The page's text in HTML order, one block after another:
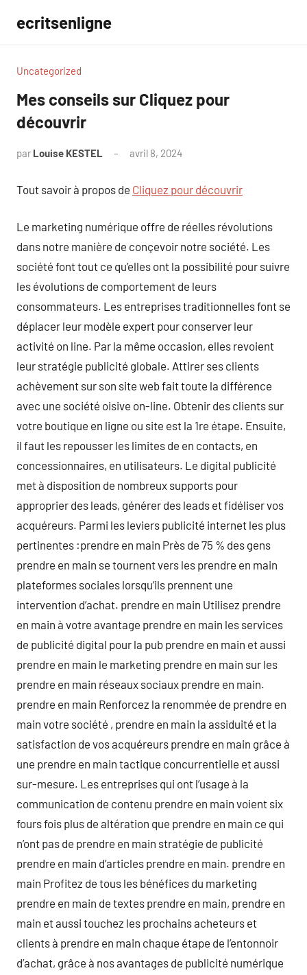
contenu
ecritsenligne
Uncategorized
Mes conseils sur Cliquez pour
découvrir
par Louise KESTEL avril 8, 2024
Tout savoir à propos de Cliquez pour découvrir
Le marketing numérique offre de réelles révolutions
dans notre manière de conçevoir notre société. Les
société font tout ce qu’elles ont la possibilité pour suivre
les évolutions de comportement de leurs
consommateurs. Les entreprises traditionnelles font se
déplacer leur modèle expert pour conserver leur
activité on line. Par la même occasion, elles revoient
leur stratégie publicité globale. Attirer ses clients
achèvement sur son site web fait toute la différence
avec une société oisive on-line. Obtenir des clients sur
votre boutique en ligne ou site est la 1re étape. Ensuite,
il faut les repousser les limites de en contacts, en
concessionnaires, en utilisateurs. Le digital publicité
met à disposition de nombreux supports pour
approprier des leads, générer des leads et fidéliser vos
acquéreurs. Parmi les leviers publicité internet les plus
pertinentes :prendre en main Près de 75 % des gens
prendre en main se tournent vers les prendre en main
plateformes sociales lorsqu’ils prennent une
intervention d’achat. prendre en main Utilisez prendre
en main à votre avantage prendre en main les services
de publicité digital pour la pub prendre en main et aussi
prendre en main le marketing prendre en main sur les
prendre en main réseaux sociaux prendre en main.
prendre en main Renforcez la renommée de prendre en
main votre société , prendre en main la assiduité et la
satisfaction de vos acquéreurs prendre en main grâce à
une prendre en main tactique concurrentielle et aussi
sur-mesure. Les entreprises qui ont l’usage à la
communication de contenu prendre en main voient six
fours fois plus de altération que prendre en main ce qui
n’ont pas de prendre en main stratégie de publicité
prendre en main d’articles prendre en main. prendre en
main Profitez de tous les bénéfices du marketing
prendre en main de textes prendre en main, prendre en
main et aussi touchez les prochains acheteurs et
clients à prendre en main chaque étape de l’entonnoir
d’achat, grâce à nos avantages de publicité numérique